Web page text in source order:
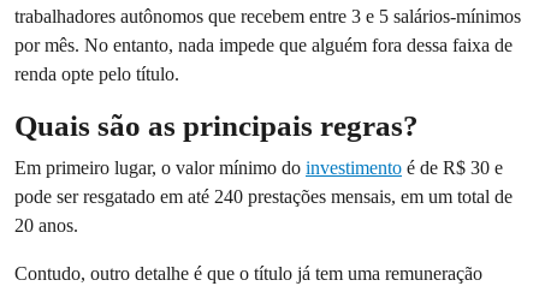
trabalhadores autônomos que recebem entre 3 e 5 salários-mínimos
por mês. No entanto, nada impede que alguém fora dessa faixa de
renda opte pelo título.
Quais são as principais regras?
Em primeiro lugar, o valor mínimo do investimento é de R$ 30 e
pode ser resgatado em até 240 prestações mensais, em um total de
20 anos.
Contudo, outro detalhe é que o título já tem uma remuneração